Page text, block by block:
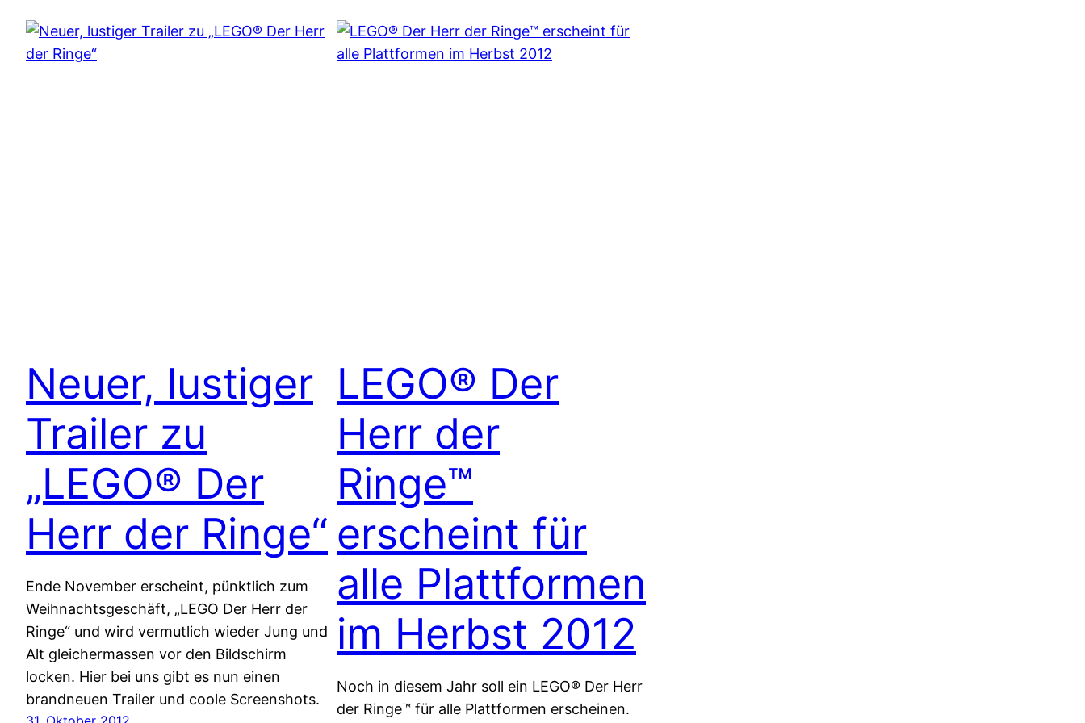
Neuer, lustiger
Trailer zu
„LEGO® Der
Herr der Ringe“
Ende November erscheint, pünktlich zum
Weihnachtsgeschäft, „LEGO Der Herr der
Ringe“ und wird vermutlich wieder Jung und
Alt gleichermassen vor den Bildschirm
locken. Hier bei uns gibt es nun einen
brandneuen Trailer und coole Screenshots.
LEGO® Der
Herr der
Ringe™
erscheint für
alle Plattformen
im Herbst 2012
Noch in diesem Jahr soll ein LEGO® Der Herr
der Ringe™ für alle Plattformen erscheinen.